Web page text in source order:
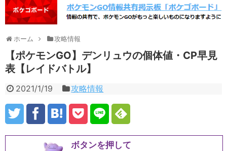
ホーム 攻略情報
【ポケモンGO】デンリュウの個体値・CP早見
表【レイドバトル】
2021/1/19 攻略情報
ボタンを押して